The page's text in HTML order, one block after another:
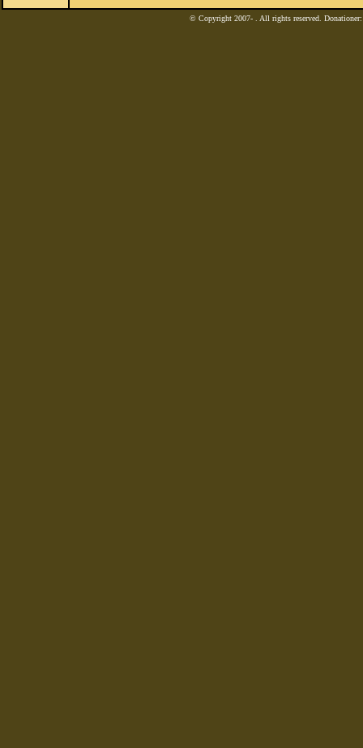
© Copyright 2007- . All rights reserved.